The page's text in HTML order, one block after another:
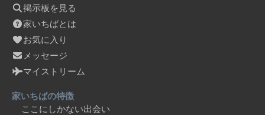
掲示板を見る
家いちばとは
お気に入り
メッセージ
マイストリーム
家いちばの特徴
ここにしかない出会い